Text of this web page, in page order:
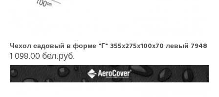
Чехол садовый в форме "Г" 355x275x100x70 левый 7948
1 098.00 бел.руб.